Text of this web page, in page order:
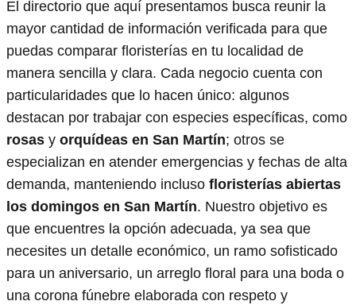
El directorio que aquí presentamos busca reunir la
mayor cantidad de información verificada para que
puedas comparar floristerías en tu localidad de
manera sencilla y clara. Cada negocio cuenta con
particularidades que lo hacen único: algunos
destacan por trabajar con especies específicas, como
rosas y orquídeas en San Martín; otros se
especializan en atender emergencias y fechas de alta
demanda, manteniendo incluso floristerías abiertas
los domingos en San Martín. Nuestro objetivo es
que encuentres la opción adecuada, ya sea que
necesites un detalle económico, un ramo sofisticado
para un aniversario, un arreglo floral para una boda o
una corona fúnebre elaborada con respeto y